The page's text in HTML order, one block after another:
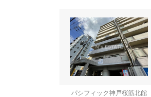
パシフィック神戸桜筋北館